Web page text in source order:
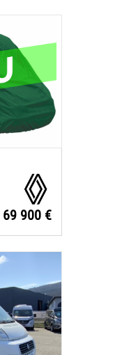
69 900 €